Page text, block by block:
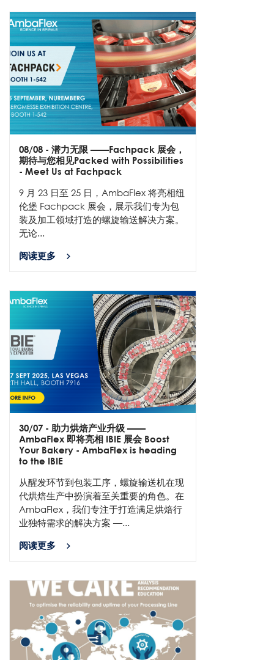
08/08 - 潜力无限 ——Fachpack 展会，
期待与您相见Packed with Possibilities
- Meet Us at Fachpack
9 月 23 日至 25 日，AmbaFlex 将亮相纽
伦堡 Fachpack 展会，展示我们专为包
装及加工领域打造的螺旋输送解决方案。
无论...
阅读更多
30/07 - 助力烘焙产业升级 ——
AmbaFlex 即将亮相 IBIE 展会 Boost
Your Bakery - AmbaFlex is heading
to the IBIE
从醒发环节到包装工序，螺旋输送机在现
代烘焙生产中扮演着至关重要的角色。在
AmbaFlex，我们专注于打造满足烘焙行
业独特需求的解决方案 —...
阅读更多